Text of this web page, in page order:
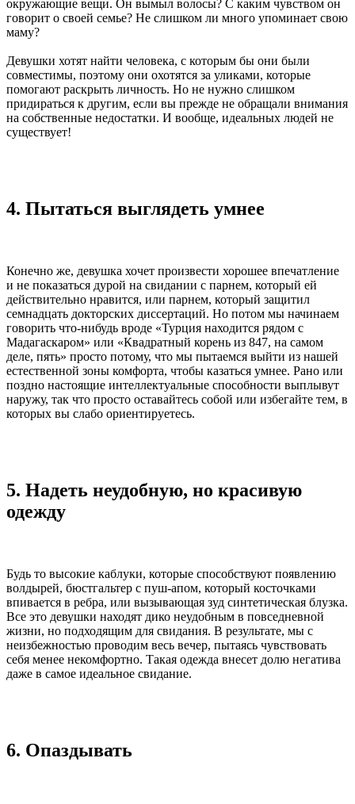
окружающие вещи. Он вымыл волосы? С каким чувством он
говорит о своей семье? Не слишком ли много упоминает свою
маму?
Девушки хотят найти человека, с которым бы они были
совместимы, поэтому они охотятся за уликами, которые
помогают раскрыть личность. Но не нужно слишком
придираться к другим, если вы прежде не обращали внимания
на собственные недостатки. И вообще, идеальных людей не
существует!
4. Пытаться выглядеть умнее
Конечно же, девушка хочет произвести хорошее впечатление
и не показаться дурой на свидании с парнем, который ей
действительно нравится, или парнем, который защитил
семнадцать докторских диссертаций. Но потом мы начинаем
говорить что-нибудь вроде «Турция находится рядом с
Мадагаскаром» или «Квадратный корень из 847, на самом
деле, пять» просто потому, что мы пытаемся выйти из нашей
естественной зоны комфорта, чтобы казаться умнее. Рано или
поздно настоящие интеллектуальные способности выплывут
наружу, так что просто оставайтесь собой или избегайте тем, в
которых вы слабо ориентируетесь.
5. Надеть неудобную, но красивую
одежду
Будь то высокие каблуки, которые способствуют появлению
волдырей, бюстгальтер с пуш-апом, который косточками
впивается в ребра, или вызывающая зуд синтетическая блузка.
Все это девушки находят дико неудобным в повседневной
жизни, но подходящим для свидания. В результате, мы с
неизбежностью проводим весь вечер, пытаясь чувствовать
себя менее некомфортно. Такая одежда внесет долю негатива
даже в самое идеальное свидание.
6. Опаздывать